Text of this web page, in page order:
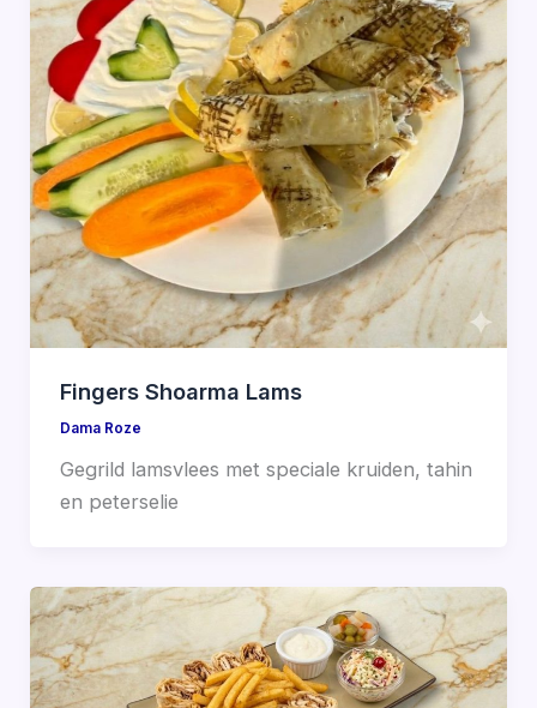
Fingers Shoarma Lams
Dama Roze
Gegrild lamsvlees met speciale kruiden, tahin
en peterselie